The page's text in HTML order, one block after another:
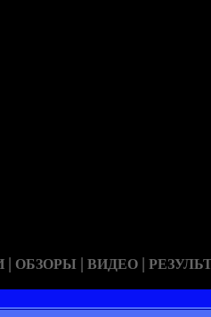
| ОБЗОРЫ | ВИДЕО |